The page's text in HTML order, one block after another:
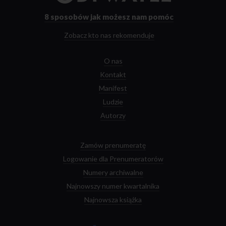
8 sposobów jak możesz nam pomóc
Zobacz kto nas rekomenduje
O nas
Kontakt
Manifest
Ludzie
Autorzy
Zamów prenumeratę
Logowanie dla Prenumeratorów
Numery archiwalne
Najnowszy numer kwartalnika
Najnowsza książka